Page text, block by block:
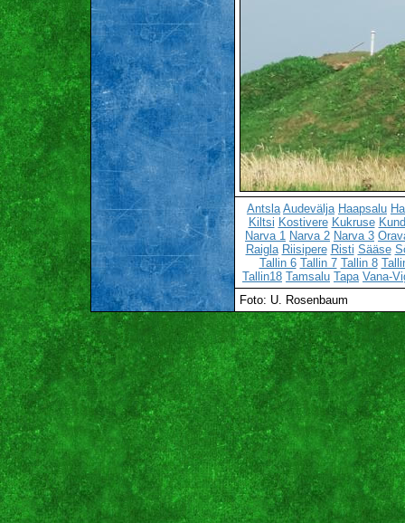
Antsla Audevälja Haapsalu
Kiltsi Kostivere Kukruse
Narva 1 Narva 2 Narva 3
Raigla Riisipere Risti Sääse
Tallin 6 Tallin 7 Tallin 8
Tallin18 Tamsalu Tapa Vana-
Foto: U. Rosenbaum